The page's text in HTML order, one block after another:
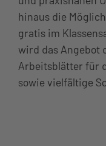
hinaus die
gratis im
wird das Angebot
Arbeitsblätter für
sowie vielfältige